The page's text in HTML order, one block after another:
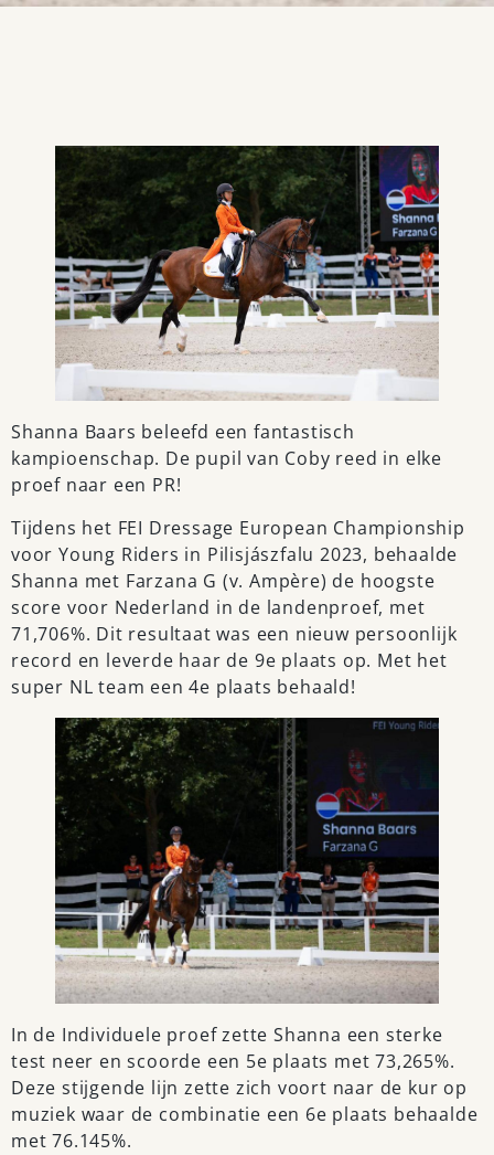
Shanna Baars beleefd een fantastisch
kampioenschap. De pupil van Coby reed in elke
proef naar een PR!
Tijdens het FEI Dressage European Championship
voor Young Riders in Pilisjászfalu 2023, behaalde
Shanna met Farzana G (v. Ampère) de hoogste
score voor Nederland in de landenproef, met
71,706%. Dit resultaat was een nieuw persoonlijk
record en leverde haar de 9e plaats op. Met het
super NL team een 4e plaats behaald!
In de Individuele proef zette Shanna een sterke
test neer en scoorde een 5e plaats met 73,265%.
Deze stijgende lijn zette zich voort naar de kur op
muziek waar de combinatie een 6e plaats behaalde
met 76.145%.